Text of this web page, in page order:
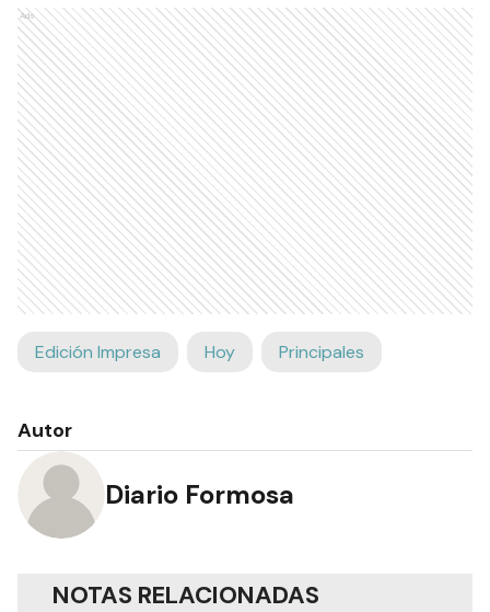
Ads
Edición Impresa Hoy Principales
Autor
Diario Formosa
NOTAS RELACIONADAS